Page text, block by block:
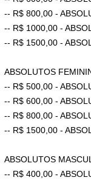
-- R$ 800,00 -
-- R$ 1000,00 -
-- R$ 1500,00 -
ABSOLUTOS
-- R$ 500,00 -
-- R$ 600,00 -
-- R$ 800,00 -
-- R$ 1500,00 -
ABSOLUTOS
-- R$ 400,00 -